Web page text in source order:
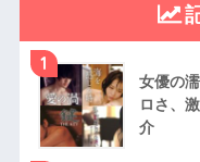
1
女優の
ロさ、
介